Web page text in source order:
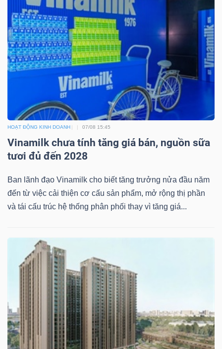
HOẠT ĐỘNG KINH DOANH 07/08 15:45
Vinamilk chưa tính tăng giá bán, nguồn sữa
tươi đủ đến 2028
Ban lãnh đạo Vinamilk cho biết tăng trưởng nửa đầu năm
đến từ việc cải thiện cơ cấu sản phẩm, mở rộng thị phần
và tái cấu trúc hệ thống phân phối thay vì tăng giá...
Truyền
chính